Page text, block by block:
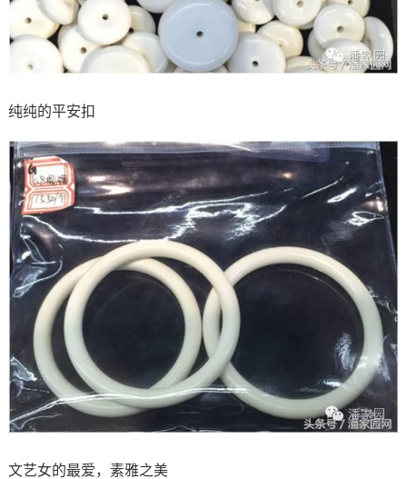
纯纯的平安扣
文艺女的最爱，素雅之美